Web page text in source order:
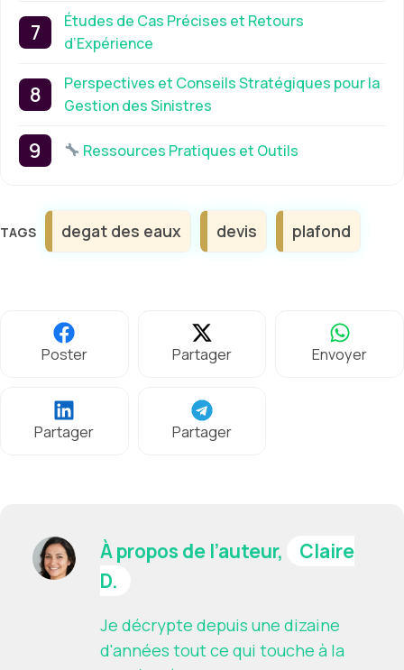
Études de Cas Précises et Retours
d’Expérience
Perspectives et Conseils Stratégiques pour la
Gestion des Sinistres
Ressources Pratiques et Outils
Étiquettes
degat des eaux devis plafond
Poster Partager Envoyer
Partager Partager
À propos de l’auteur,
Claire
D.
Je décrypte depuis une dizaine
d'années tout ce qui touche à la